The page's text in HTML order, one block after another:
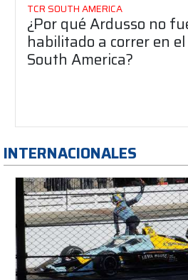
TCR SOUTH AMERICA
¿Por qué Ardusso no
habilitado a correr en el
South America?
INTERNACIONALES